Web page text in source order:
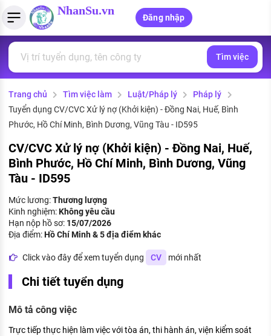
NhanSu.vn
Đăng nhập
Tìm việc làm
Việc làm ngành luật
Việc làm lương cao
Việc làm tốt nhất
CÔNG TY
Danh sách nhà tuyển dụng
Quản lý CV
Tải CV lên
Tạo CV trực tuyến
MẪU CV THEO STYLE
Mẫu CV đơn giản
Mẫu CV hiện đại
Tính lương Gross - Net
Tính thuế thu nhập cá nhân
Tính trợ cấp thất nghiệp
PHÁP LUẬT VIỆT NAM
Văn bản pháp luật
Chính sách mới
PHÁP LUẬT LAO ĐỘNG
Lao động và tiền lương
Bảo hiểm và phúc lợi
Thuế thu nhập
Hồ sơ biểu mẫu
Chính sách lao động
KHÁM PHÁ NGHỀ NGHIỆP
Kỹ năng nghề nghiệp
Tìm việc
Trang chủ Tìm việc làm Luật/Pháp lý
Pháp lý
Tuyển dụng CV/CVC Xử lý nợ (Khởi kiện) - Đồng Nai, Huế, Bình
Phước, Hồ Chí Minh, Bình Dương, Vũng Tàu - ID595
CV/CVC Xử lý nợ (Khởi kiện) - Đồng Nai, Huế,
Bình Phước, Hồ Chí Minh, Bình Dương, Vũng
Tàu - ID595
Mức lương:Thương lượng
Kinh nghiệm:Không yêu cầu
Hạn nộp hồ sơ: 15/07/2026
Địa điểm:Hồ Chí Minh & 5 địa điểm khác
Click vào đây để xem tuyển dụng CV mới nhất
Chi tiết tuyển dụng
Mô tả công việc
Trực tiếp thực hiện làm việc với tòa án, thi hành án, viện kiểm soát